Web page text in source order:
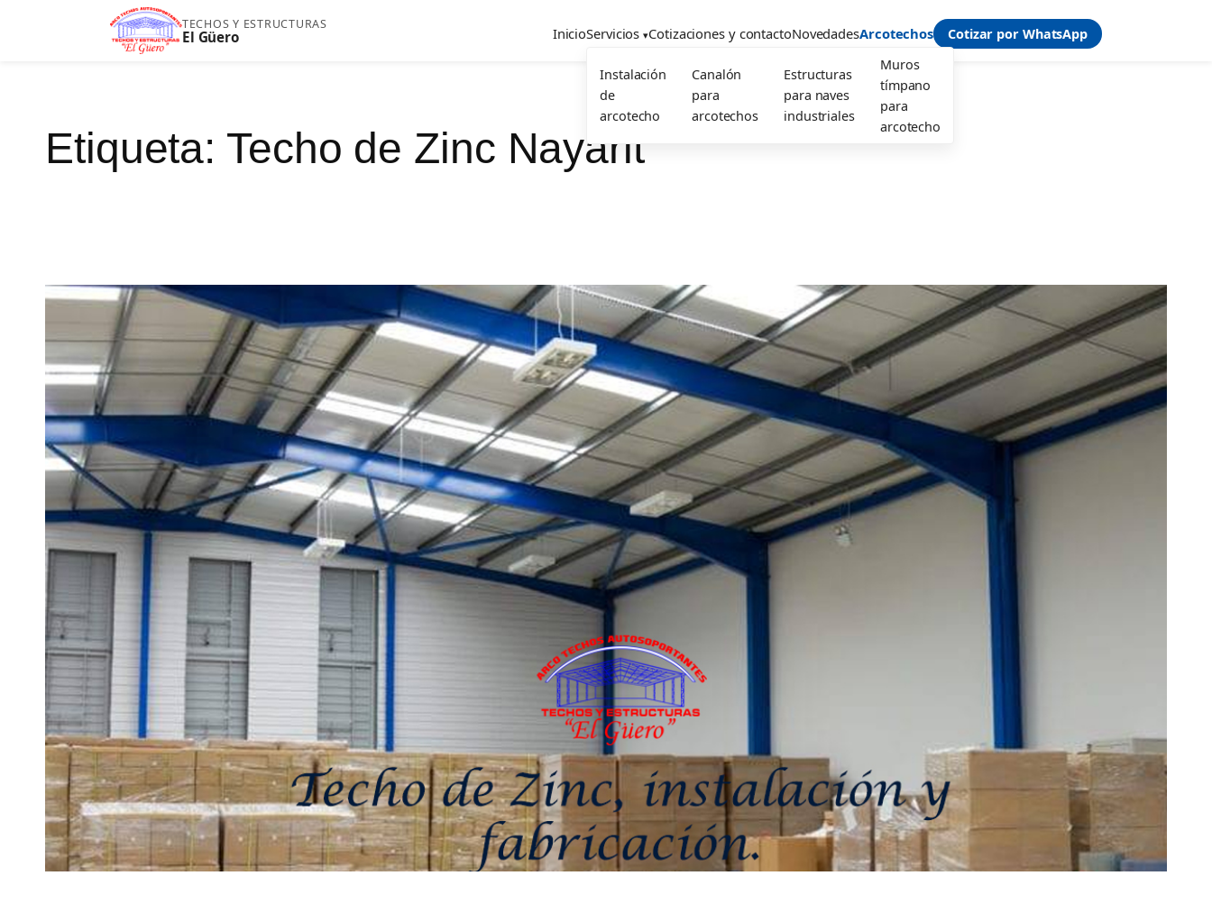
TECHOS Y ESTRUCTURAS
El Güero InicioServicios
Instalación
de
arcotecho
Canalón
para
arcotechos
Estructuras
para naves
industriales
Muros
tímpano
para
arcotecho
Cotizaciones y contactoNovedadesArcotechos Cotizar por WhatsApp
Etiqueta: Techo de Zinc Nayarit